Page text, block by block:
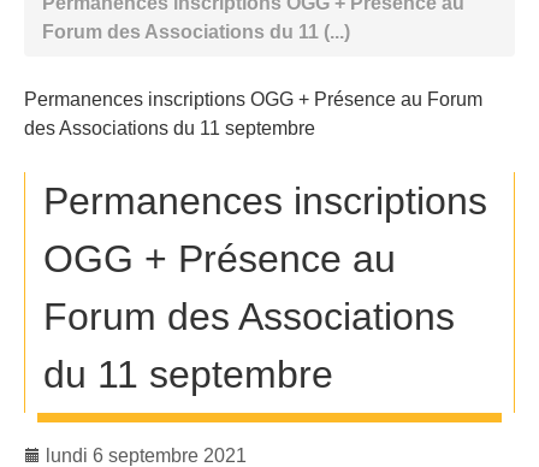
Forum des Associations du 11 (...)
Permanences inscriptions OGG + Présence au Forum
des Associations du 11 septembre
Permanences inscriptions
OGG + Présence au
Forum des Associations
du 11 septembre
lundi 6 septembre 2021